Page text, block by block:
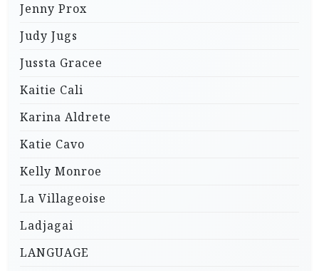
Jenny Prox
Judy Jugs
Jussta Gracee
Kaitie Cali
Karina Aldrete
Katie Cavo
Kelly Monroe
La Villageoise
Ladjagai
LANGUAGE